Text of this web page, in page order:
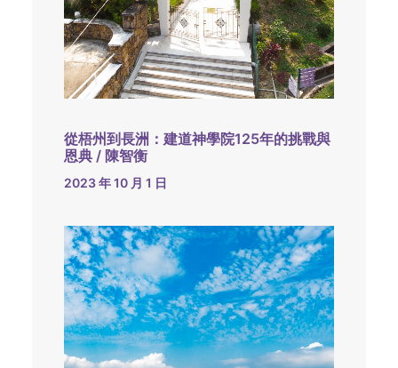
從梧州到長洲：建道神學院125年的挑戰與
恩典 / 陳智衡
2023 年 10 月 1 日